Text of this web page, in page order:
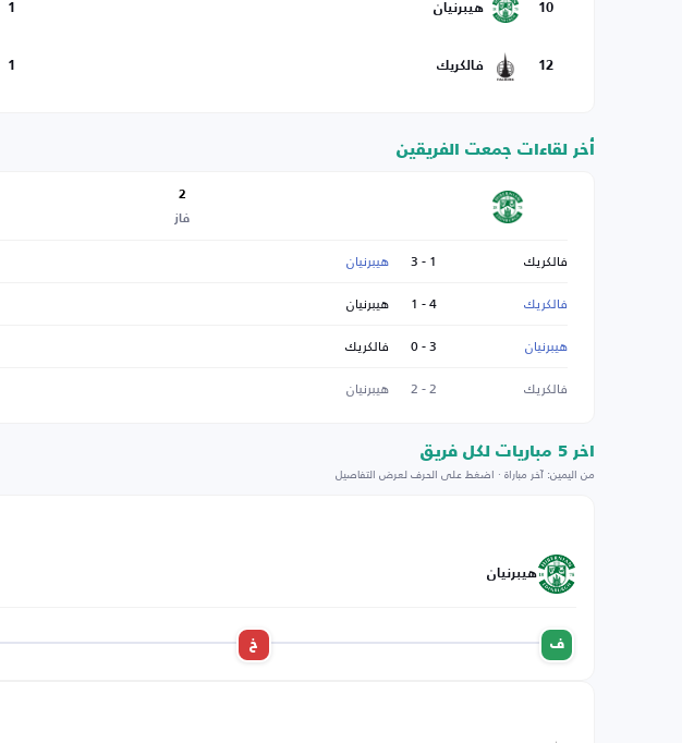
10 هيبرنيان 1
12 فالكريك 1
أخر لقاءات جمعت الفريقين
2
فاز
فالكريك 1 - 3 هيبرنيان
فالكريك
4 - 1 هيبرنيان
هيبرنيان
3 - 0 فالكريك
فالكريك
2 - 2 هيبرنيان
اخر 5 مباريات لكل فريق
من اليمين: آخر مباراة · اضغط على الحرف لعرض التفاصيل
هيبرنيان
ف خ